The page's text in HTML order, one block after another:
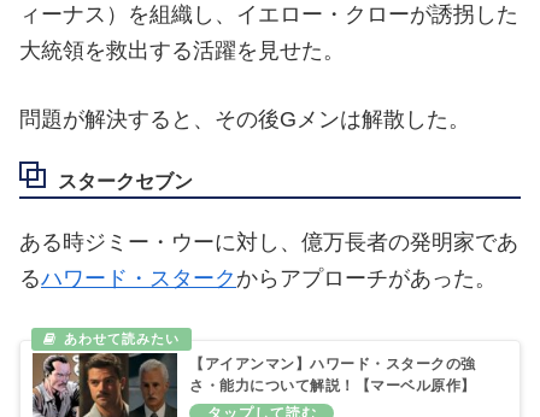
ィーナス）を組織し、イエロー・クローが誘拐した
大統領を救出する活躍を見せた。
問題が解決すると、その後Gメンは解散した。
スタークセブン
ある時ジミー・ウーに対し、億万長者の発明家であ
るハワード・スターク からアプローチがあった。
【アイアンマン】ハワード・スタークの強
さ・能力について解説！【マーベル原作】